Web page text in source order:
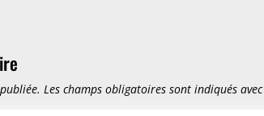
Les champs obligatoires sont indiqués avec